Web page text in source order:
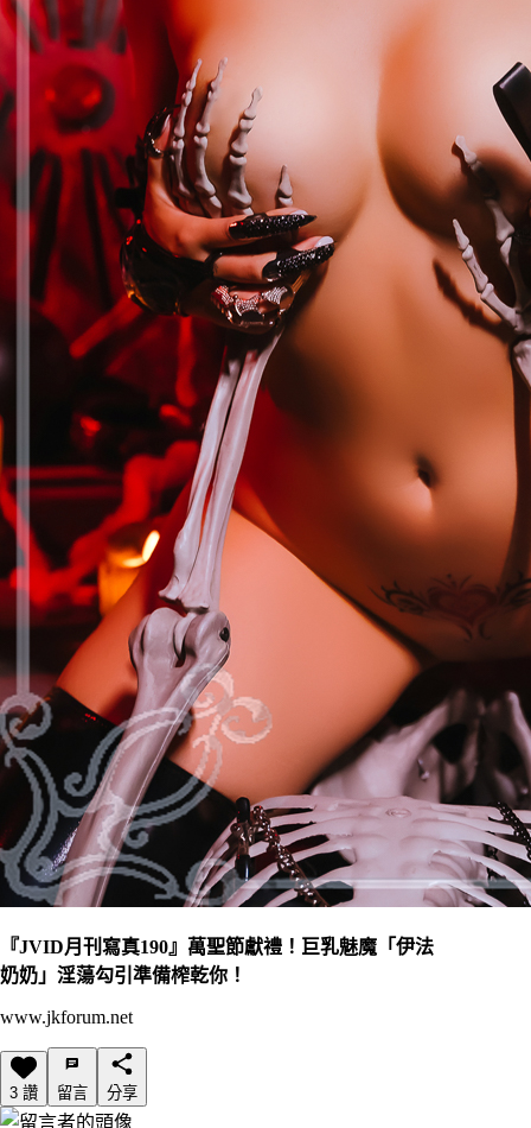
『JVID月刊寫真190』萬聖節獻禮！巨乳魅魔「伊法
奶奶」淫蕩勾引準備榨乾你！
www.jkforum.net
3 讚 留言 分享